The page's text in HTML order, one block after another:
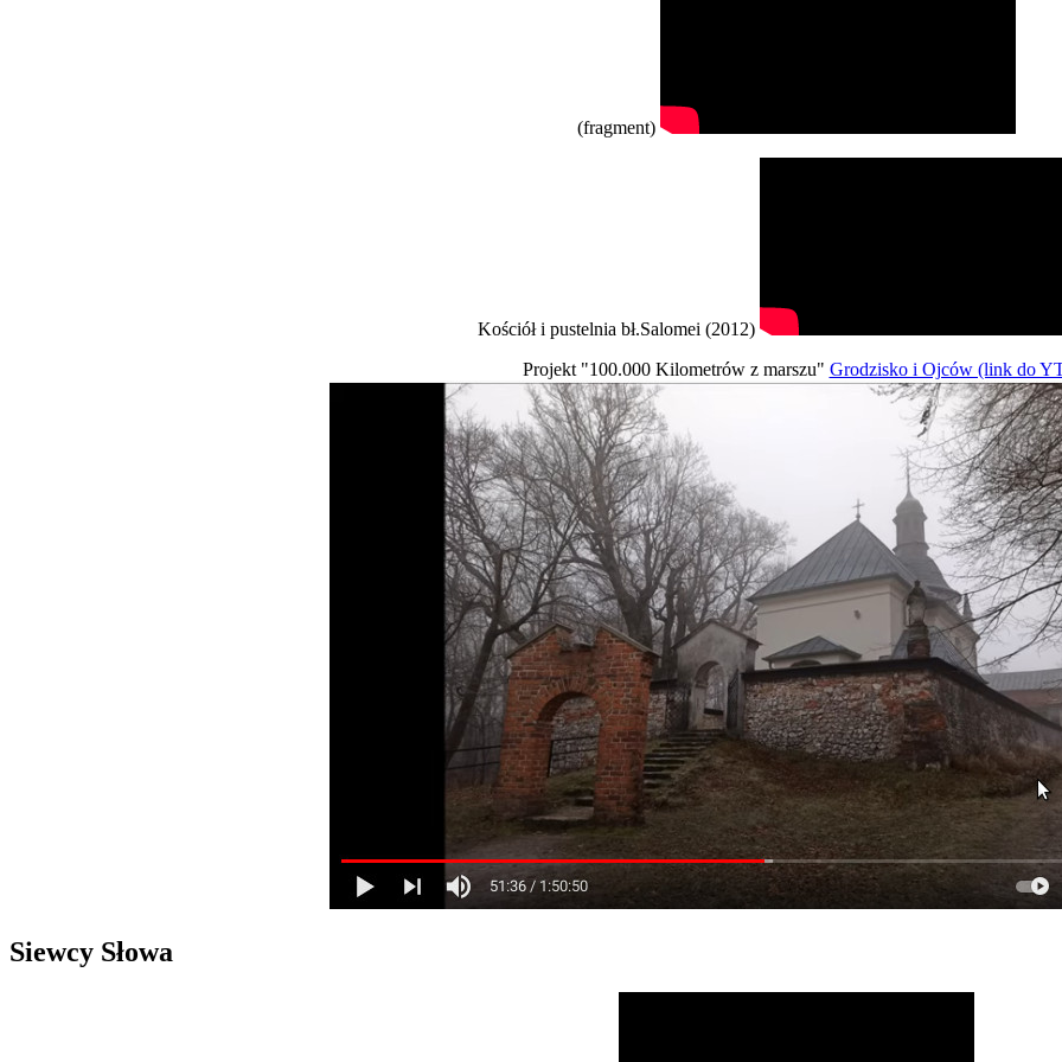
(fragment)
Kościół i pustelnia bł.Salomei (2012)
Projekt "100.000 Kilometrów z marszu" Grodzisko i Ojców (link do
Siewcy Słowa